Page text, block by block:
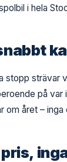
i hela
stopp strävar
på var
om året –